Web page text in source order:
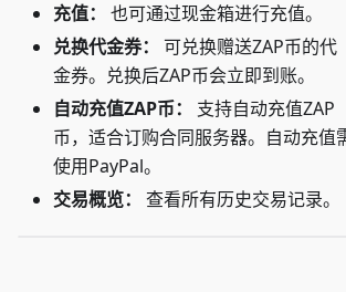
充值：
也可通过现金箱进行充值。
兑换代金券：
可兑换赠送ZAP币的代
金券。兑换后ZAP币会立即到账。
自动充值ZAP币：
支持自动充值ZAP
币，适合订购合同服务器。自动充值
使用PayPal。
交易概览：
查看所有历史交易记录。